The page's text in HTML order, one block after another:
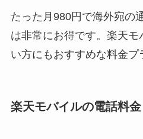
たった月980円で海外宛の
は非常にお得です。楽天モ
い方にもおすすめな料金プ
楽天モバイルの電話料金